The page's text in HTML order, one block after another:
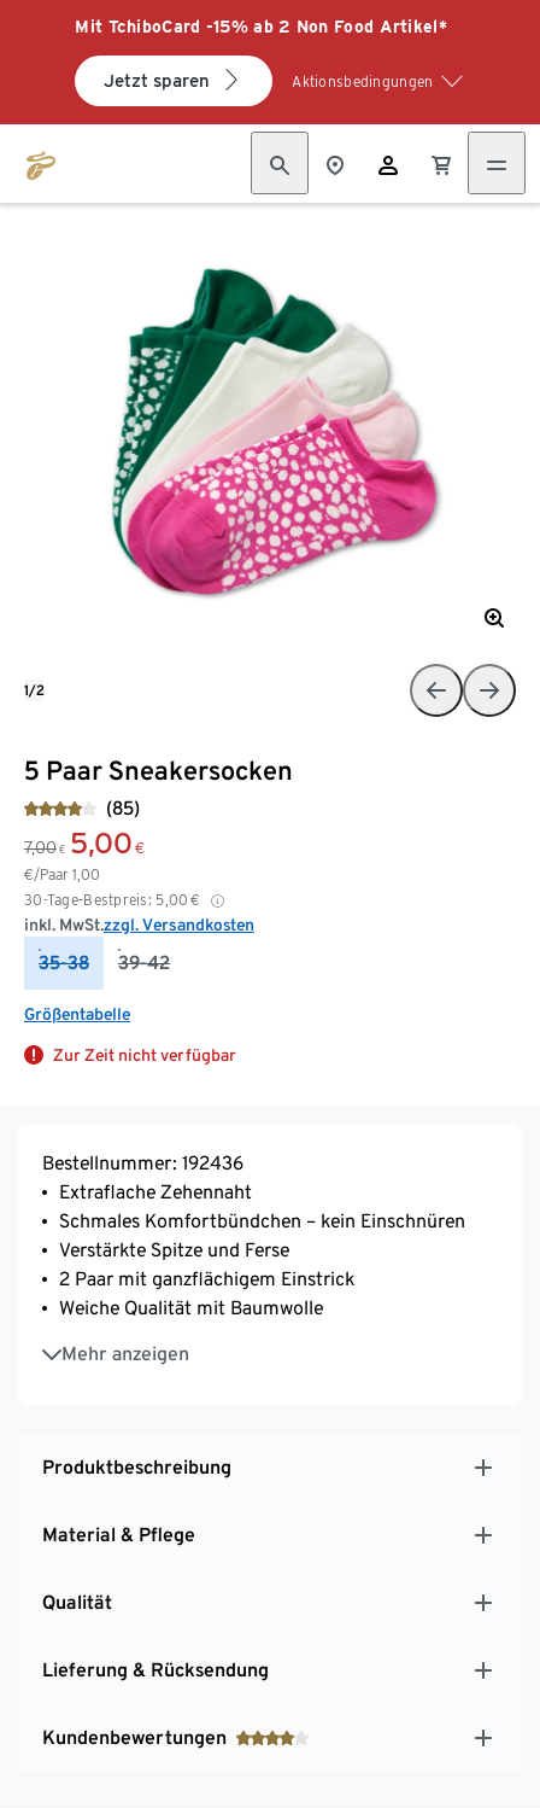
Mit TchiboCard -15% ab 2 Non Food Artikel*
Jetzt sparen Aktionsbedingungen
5 Paar Sneakersocken
(85)
7,00 € 5,00 €
€/Paar 1,00
30-Tage-Bestpreis: 5,00 €
inkl. MwSt.zzgl. Versandkosten
35-38 39-42
Größentabelle
Zur Zeit nicht verfügbar
1/2
Bestellnummer: 192436
Extraflache Zehennaht
Schmales Komfortbündchen – kein Einschnüren
Verstärkte Spitze und Ferse
2 Paar mit ganzflächigem Einstrick
Weiche Qualität mit Baumwolle
Mehr anzeigen
Mit Elasthan: formbeständig, perfekter Sitz, hoher
Tragekomfort
Produktbeschreibung
Material & Pflege
Qualität
Lieferung & Rücksendung
Kundenbewertungen